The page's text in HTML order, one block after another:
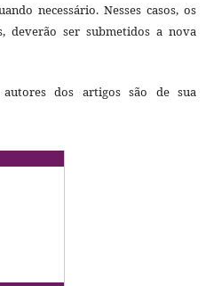
necessário. Nesses casos, os
deverão ser submetidos a nova
dos artigos são de sua